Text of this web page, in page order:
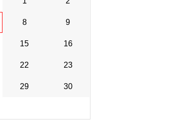
8 9
15 16
22 23
29 30